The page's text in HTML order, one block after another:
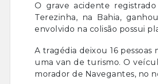
O grave acidente
Terezinha, na Bahia,
envolvido na colisão possui
A tragédia deixou 16
uma van de turismo. O
morador de Navegantes, no